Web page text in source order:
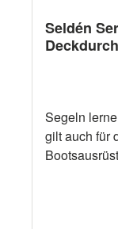
Seldén
Segeln
gilt auch für